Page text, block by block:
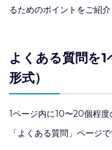
るためのポイントをご紹介
よくある質問を
形式）
1ページ内に10〜20個程
「よくある質問」ページで